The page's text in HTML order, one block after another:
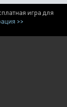
игра для
>>